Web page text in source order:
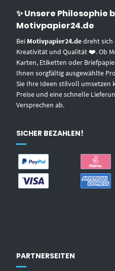
✨ Unsere Philosophie
Motivpapier24.de
Bei Motivpapier24.dedreht sich
Kreativität und Qualität ❤️. Ob
Karten, Etiketten oder
Ihnen sorgfältig ausgewählte
Sie Ihre Ideen stilvoll umsetzen
Preise und eine schnelle
Versprechen ab.
SICHER BEZAHLEN!
PARTNERSEITEN